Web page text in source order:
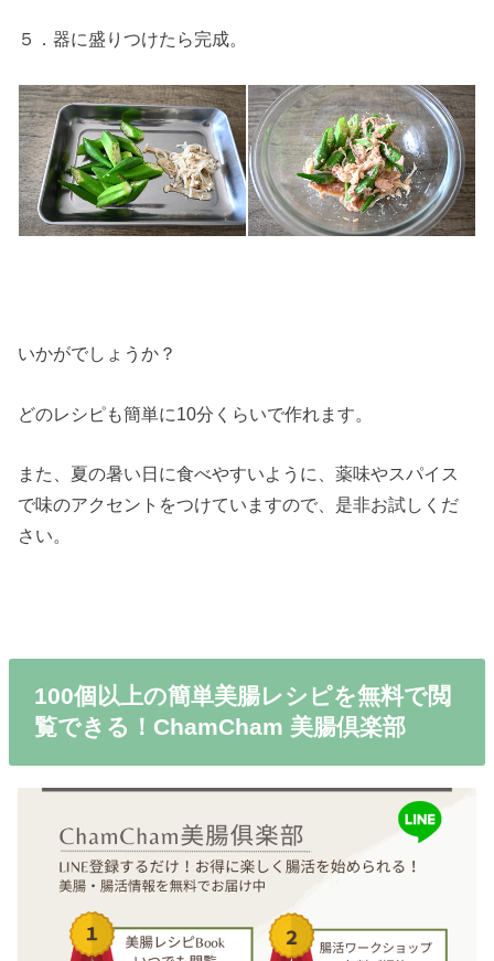
５．器に盛りつけたら完成。
いかがでしょうか？
どのレシピも簡単に10分くらいで作れます。
また、夏の暑い日に食べやすいように、薬味やスパイス
で味のアクセントをつけていますので、是非お試しくだ
さい。
100個以上の簡単美腸レシピを無料で閲
覧できる！ChamCham 美腸倶楽部